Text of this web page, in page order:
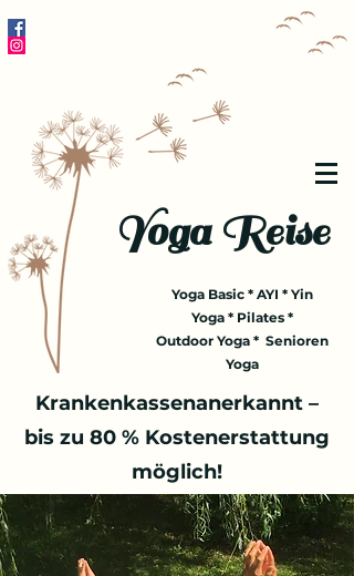
Yoga Reise
Yoga Basic * AYI * Yin
Yoga * Pilates *
Outdoor Yoga * Senioren
Yoga
Krankenkassenanerkannt –
bis zu 80 % Kostenerstattung
möglich!